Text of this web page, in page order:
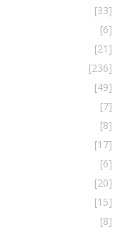
[33]
[6]
[21]
[236]
[49]
[7]
[8]
[17]
[6]
[20]
[15]
[8]